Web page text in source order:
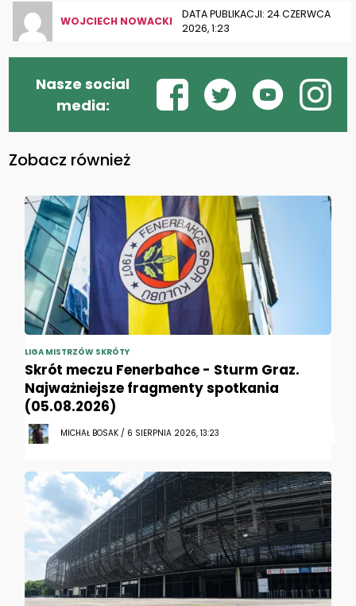
WOJCIECH NOWACKI
DATA PUBLIKACJI: 24 CZERWCA
2026, 1:23
Nasze social
media:
Zobacz również
LIGA MISTRZÓW SKRÓTY
Skrót meczu Fenerbahce - Sturm Graz.
Najważniejsze fragmenty spotkania
(05.08.2026)
MICHAŁ BOSAK / 6 SIERPNIA 2026, 13:23